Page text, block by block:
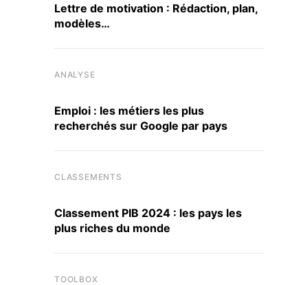
Lettre de motivation : Rédaction, plan,
modèles…
ANALYSE
Emploi : les métiers les plus
recherchés sur Google par pays
CLASSEMENTS
Classement PIB 2024 : les pays les
plus riches du monde
TOOLBOX